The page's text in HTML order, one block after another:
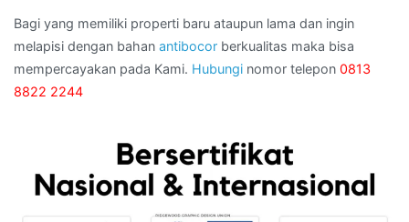
Bagi yang memiliki properti baru ataupun lama dan ingin
melapisi dengan bahan antibocor berkualitas maka bisa
mempercayakan pada Kami. Hubungi nomor telepon 0813
8822 2244